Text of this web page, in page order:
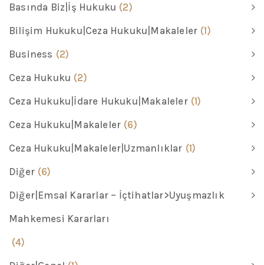
Basında Biz|İş Hukuku (2)
Bilişim Hukuku|Ceza Hukuku|Makaleler (1)
Business (2)
Ceza Hukuku (2)
Ceza Hukuku|İdare Hukuku|Makaleler (1)
Ceza Hukuku|Makaleler (6)
Ceza Hukuku|Makaleler|Uzmanlıklar (1)
Diğer (6)
Diğer|Emsal Kararlar – İçtihatlar>Uyuşmazlık
Mahkemesi Kararları
(4)